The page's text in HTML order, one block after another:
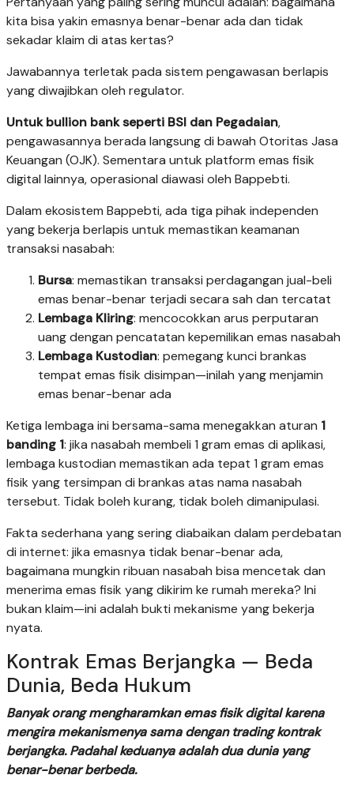
kita bisa yakin emasnya benar-benar ada dan tidak
sekadar klaim di atas kertas?
Jawabannya terletak pada sistem pengawasan berlapis
yang diwajibkan oleh regulator.
Untuk bullion bank seperti BSI dan Pegadaian,
pengawasannya berada langsung di bawah Otoritas Jasa
Keuangan (OJK). Sementara untuk platform emas fisik
digital lainnya, operasional diawasi oleh Bappebti.
Dalam ekosistem Bappebti, ada tiga pihak independen
yang bekerja berlapis untuk memastikan keamanan
transaksi nasabah:
Bursa: memastikan transaksi perdagangan jual-beli
emas benar-benar terjadi secara sah dan tercatat
Lembaga Kliring: mencocokkan arus perputaran
uang dengan pencatatan kepemilikan emas nasabah
Lembaga Kustodian: pemegang kunci brankas
tempat emas fisik disimpan—inilah yang menjamin
emas benar-benar ada
Ketiga lembaga ini bersama-sama menegakkan aturan 1
banding 1: jika nasabah membeli 1 gram emas di aplikasi,
lembaga kustodian memastikan ada tepat 1 gram emas
fisik yang tersimpan di brankas atas nama nasabah
tersebut. Tidak boleh kurang, tidak boleh dimanipulasi.
Fakta sederhana yang sering diabaikan dalam perdebatan
di internet: jika emasnya tidak benar-benar ada,
bagaimana mungkin ribuan nasabah bisa mencetak dan
menerima emas fisik yang dikirim ke rumah mereka? Ini
bukan klaim—ini adalah bukti mekanisme yang bekerja
nyata.
Kontrak Emas Berjangka — Beda
Dunia, Beda Hukum
Banyak orang mengharamkan emas fisik digital karena
mengira mekanismenya sama dengan trading kontrak
berjangka. Padahal keduanya adalah dua dunia yang
benar-benar berbeda.